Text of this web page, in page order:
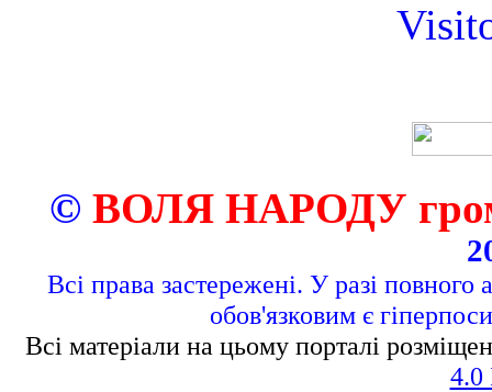
© ВОЛЯ НАРОДУ
Всі права застережені. У разі повного
обов'язковим є
Всі матеріали на цьому порталі
4.0